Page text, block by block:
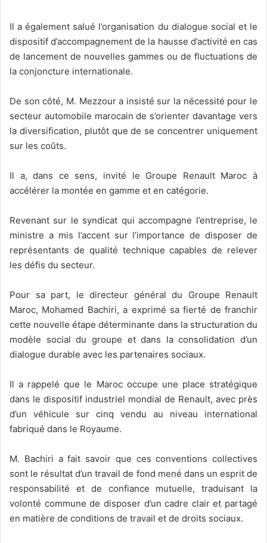
Il a également salué l’organisation du dialogue social et le
dispositif d’accompagnement de la hausse d’activité en cas
de lancement de nouvelles gammes ou de fluctuations de
la conjoncture internationale.
De son côté, M. Mezzour a insisté sur la nécessité pour le
secteur automobile marocain de s’orienter davantage vers
la diversification, plutôt que de se concentrer uniquement
sur les coûts.
Il a, dans ce sens, invité le Groupe Renault Maroc à
accélérer la montée en gamme et en catégorie.
Revenant sur le syndicat qui accompagne l’entreprise, le
ministre a mis l’accent sur l’importance de disposer de
représentants de qualité technique capables de relever
les défis du secteur.
Pour sa part, le directeur général du Groupe Renault
Maroc, Mohamed Bachiri, a exprimé sa fierté de franchir
cette nouvelle étape déterminante dans la structuration du
modèle social du groupe et dans la consolidation d’un
dialogue durable avec les partenaires sociaux.
Il a rappelé que le Maroc occupe une place stratégique
dans le dispositif industriel mondial de Renault, avec près
d’un véhicule sur cinq vendu au niveau international
fabriqué dans le Royaume.
M. Bachiri a fait savoir que ces conventions collectives
sont le résultat d’un travail de fond mené dans un esprit de
responsabilité et de confiance mutuelle, traduisant la
volonté commune de disposer d’un cadre clair et partagé
en matière de conditions de travail et de droits sociaux.